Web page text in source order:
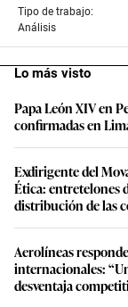
Tipo de trabajo:
Análisis
Lo más visto
Papa León XIV en
confirmadas en
Exdirigente del
Ética: entretelones
distribución de las
Aerolíneas
internacionales:
desventaja